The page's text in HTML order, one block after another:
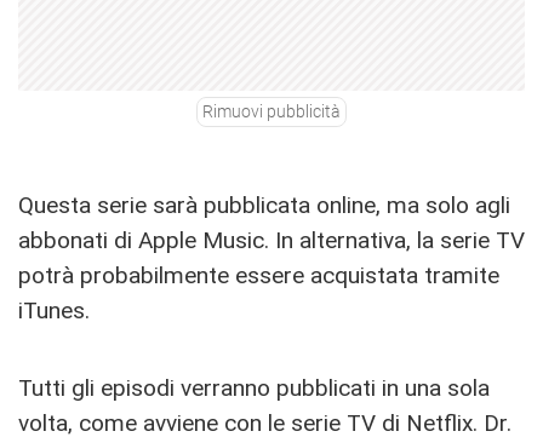
Rimuovi pubblicità
Questa serie sarà pubblicata online, ma solo agli
abbonati di Apple Music. In alternativa, la serie TV
potrà probabilmente essere acquistata tramite
iTunes.
Tutti gli episodi verranno pubblicati in una sola
volta, come avviene con le serie TV di Netflix. Dr.